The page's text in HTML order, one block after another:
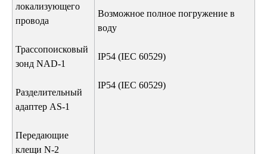
локализующего
провода
Трассопоисковый
зонд NAD-1
Разделительный
адаптер AS-1
Передающие
клещи N-2
Возможное полное погружение в
воду
IP54 (IEC 60529)
IP54 (IEC 60529)